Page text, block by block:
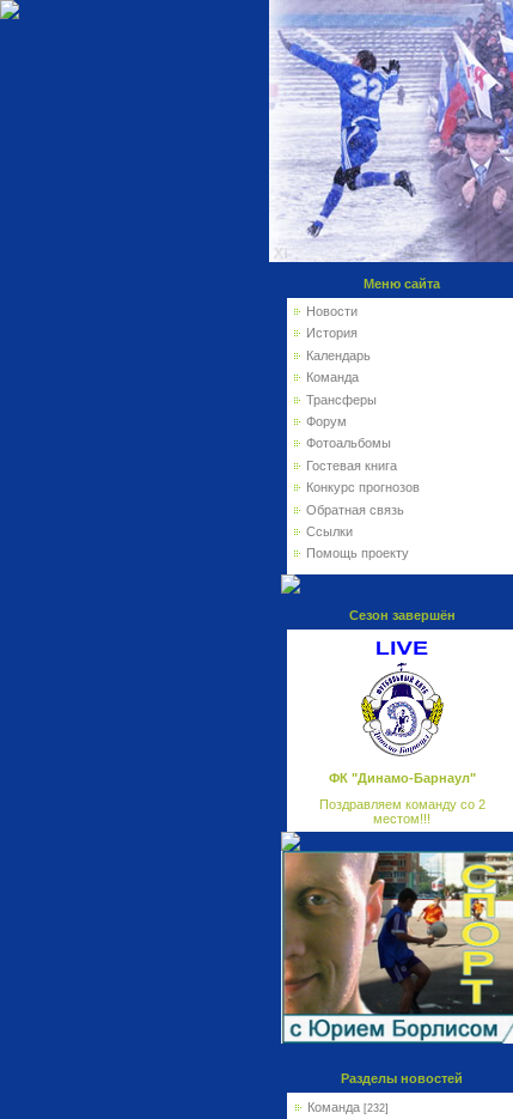
Меню сайта
Новости
История
Календарь
Команда
Трансферы
Форум
Фотоальбомы
Гостевая книга
Конкурс прогнозов
Обратная связь
Ссылки
Помощь проекту
Сезон завершён
ФК "Динамо-Барнаул"
Поздравляем команду со 2
местом!!!
Разделы новостей
Команда [232]